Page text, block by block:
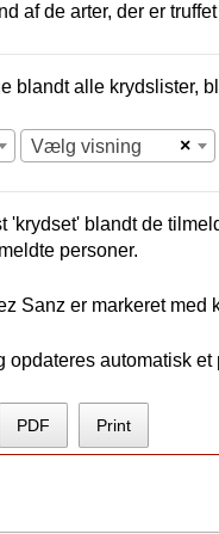
af de arter, der er
blandt alle krydslister,
×
Vælg visning
'krydset' blandt de
personer.
Sanz er markeret med
opdateres automatisk
PDF Print